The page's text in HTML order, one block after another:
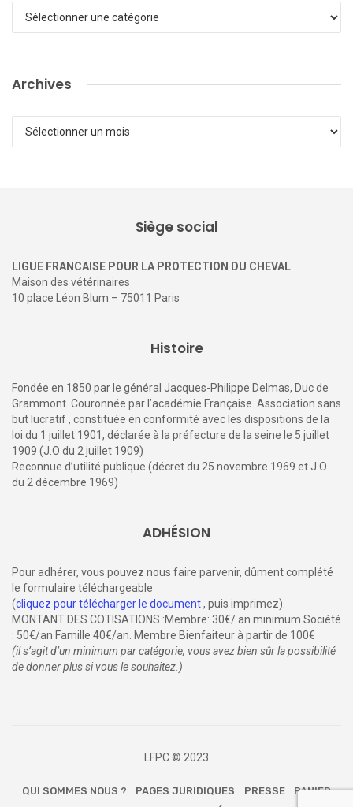
Catégories
Archives
Archives
Siège social
LIGUE FRANCAISE POUR LA PROTECTION DU CHEVAL
Maison des vétérinaires
10 place Léon Blum – 75011 Paris
Histoire
Fondée en 1850 par le général Jacques-Philippe Delmas, Duc de
Grammont. Couronnée par l’académie Française. Association sans
but lucratif , constituée en conformité avec les dispositions de la
loi du 1 juillet 1901, déclarée à la préfecture de la seine le 5 juillet
1909 (J.O du 2 juillet 1909)
Reconnue d’utilité publique (décret du 25 novembre 1969 et J.O
du 2 décembre 1969)
ADHÉSION
Pour adhérer, vous pouvez nous faire parvenir, dûment complété
le formulaire téléchargeable
(cliquez pour télécharger le document, puis imprimez).
MONTANT DES COTISATIONS :Membre: 30€/ an minimum Société
: 50€/an Famille 40€/an. Membre Bienfaiteur à partir de 100€
(il s’agit d’un minimum par catégorie, vous avez bien sûr la possibilité
de donner plus si vous le souhaitez.)
LFPC © 2023
QUI SOMMES NOUS ? PAGES JURIDIQUES PRESSE
PANIER